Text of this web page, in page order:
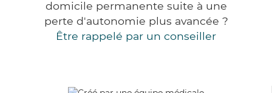
domicile permanente suite à une
perte d'autonomie plus avancée ?
Être rappelé par un conseiller